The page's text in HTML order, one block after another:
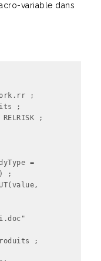
variable dans
;
;
;
;